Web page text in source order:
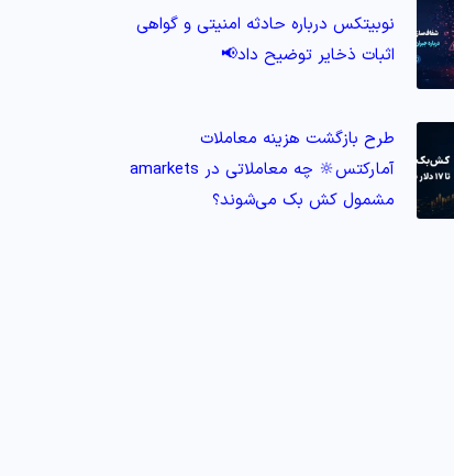
نوبیتکس درباره حادثه امنیتی و گواهی
اثبات ذخایر توضیح داد📢
طرح بازگشت هزینه معاملات
آمارکتس🔆 چه معاملاتی در amarkets
مشمول کش‌ بک می‌شوند؟